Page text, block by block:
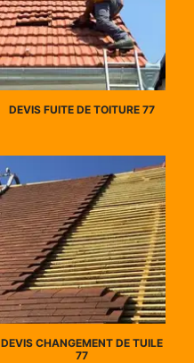
DEVIS FUITE DE TOITURE 77
DEVIS CHANGEMENT DE TUILE
77